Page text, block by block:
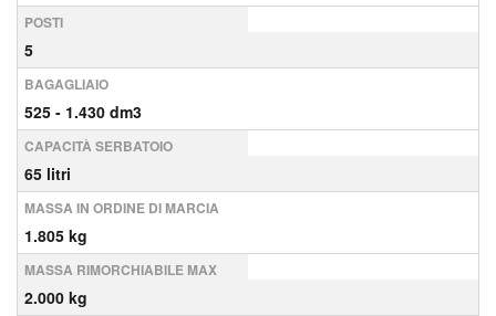
POSTI
5
BAGAGLIAIO
525 - 1.430 dm3
CAPACITÀ SERBATOIO
65 litri
MASSA IN ORDINE DI MARCIA
1.805 kg
MASSA RIMORCHIABILE MAX
2.000 kg